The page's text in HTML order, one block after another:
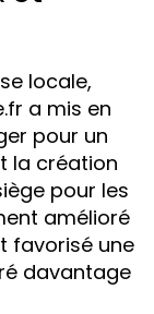
locale,
a mis en
pour un
la création
pour les
amélioré
favorisé une
davantage